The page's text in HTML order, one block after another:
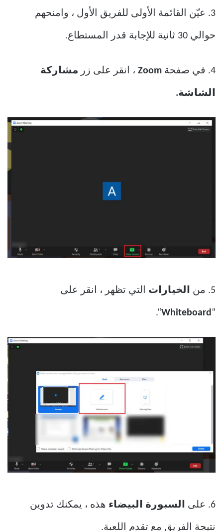
3. عيّن القائمة الأولى للفريق الأول ، وامنحهم
حوالي 30 ثانية للإجابة قدر المستطاع.
4. في صفحة Zoom ، انقر على زر مشاركة
الشاشة.
5. من الخيارات التي تظهر ، انقر على
“
Whiteboard
“.
6. على السبورة البيضاء هذه ، يمكنك تدوين
نتيجة الفريق مع تقدم اللعبة.